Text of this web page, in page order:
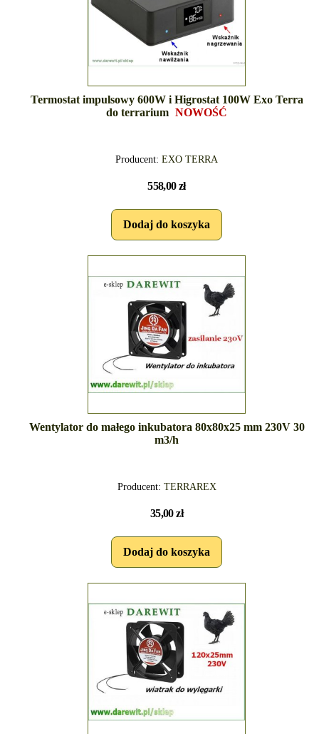
Termostat impulsowy 600W i Higrostat 100W Exo Terra
do terrarium NOWOŚĆ
Producent: EXO TERRA
558,00 zł
Wentylator do małego inkubatora 80x80x25 mm 230V 30
m3/h
Producent: TERRAREX
35,00 zł